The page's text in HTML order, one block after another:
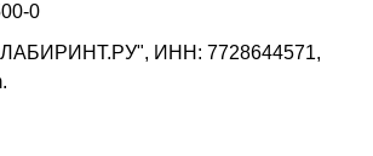
0
ИНН: 7728644571,